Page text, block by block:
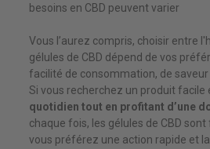
besoins en CBD peuvent varier
Vous l’aurez compris, choisir entre
gélules de CBD dépend de vos
facilité de consommation, de
Si vous recherchez un produit facile
quotidien tout en profitant d’une
chaque fois, les gélules de CBD
vous préférez une action rapide et